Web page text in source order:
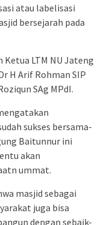
atau labelisasi
bersejarah pada
LTM NU Jateng
H Arif Rohman SIP
SAg MPdI.
sukses bersama-
Baitunnur ini
akan
ummat.
masjid sebagai
juga bisa
dengan sebaik-